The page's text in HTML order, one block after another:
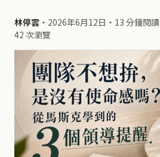
林停雲 ・ 2026年6月12日 ・ 13 分鐘閱讀
42 次瀏覽